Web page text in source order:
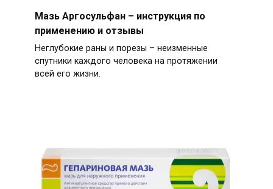
Мазь Аргосульфан – инструкция по
применению и отзывы
Неглубокие раны и порезы – неизменные
спутники каждого человека на протяжении
всей его жизни.